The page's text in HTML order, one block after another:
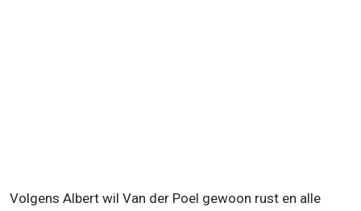
Volgens Albert wil Van der Poel gewoon rust en alle